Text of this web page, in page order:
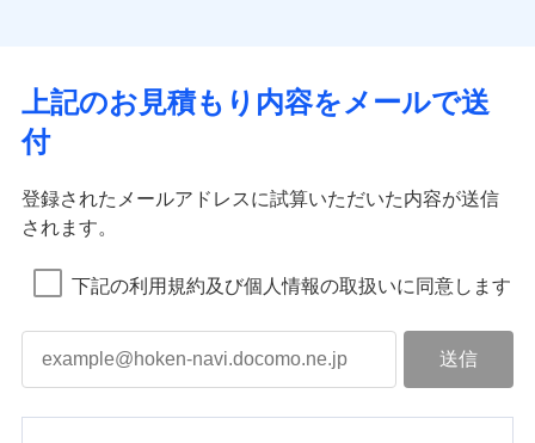
上記のお見積もり内容をメールで送
付
登録されたメールアドレスに試算いただいた内容が送信
されます。
下記の利用規約及び個人情報の取扱いに同意します